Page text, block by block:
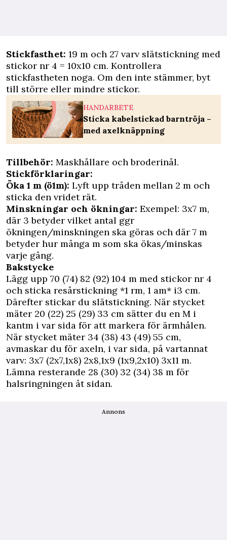
Stickfasthet: 19 m och 27 varv slätstickning med
stickor nr 4 = 10x10 cm. Kontrollera
stickfastheten noga. Om den inte stämmer, byt
till större eller mindre stickor.
HANDARBETE
Sticka kabelstickad barntröja –
med axelknäppning
Tillbehör: Maskhållare och broderinål.
Stickförklaringar:
Öka 1 m (ö1m): Lyft upp tråden mellan 2 m och
sticka den vridet rät.
Minskningar och ökningar: Exempel: 3x7 m,
där 3 betyder vilket antal ggr
ökningen/minskningen ska göras och där 7 m
betyder hur många m som ska ökas/minskas
varje gång.
Bakstycke
Lägg upp 70 (74) 82 (92) 104 m med stickor nr 4
och sticka resårstickning *1 rm, 1 am* i3 cm.
Därefter stickar du slät­stickning. När stycket
mäter 20 (22) 25 (29) 33 cm sätter du en M i
kantm i var sida för att markera för ärmhålen.
När stycket mäter 34 (38) 43 (49) 55 cm,
avmaskar du för axeln, i var sida, på vartannat
varv: 3x7 (2x7,1x8) 2x8,1x9 (1x9,2x10) 3x11 m.
Lämna resterande 28 (30) 32 (34) 38 m för
halsringningen åt sidan.
Annons